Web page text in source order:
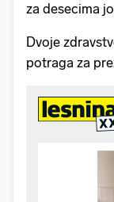
za desecima
Dvoje
potraga za